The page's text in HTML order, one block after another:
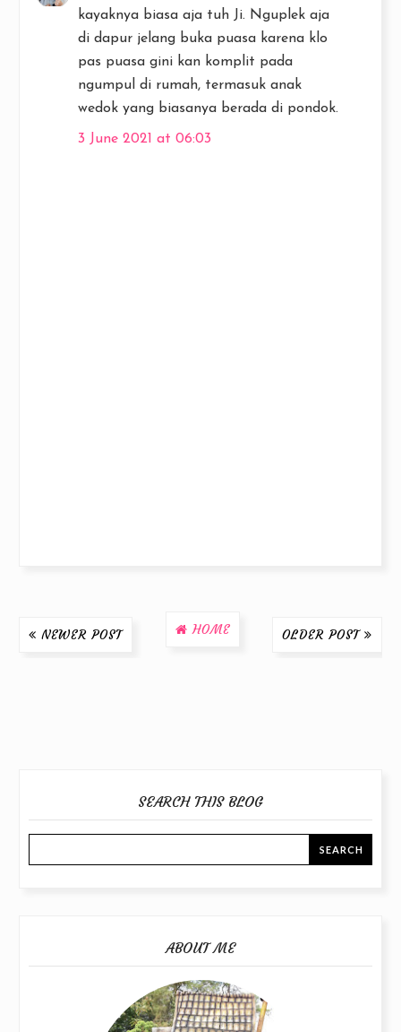
kayaknya biasa aja tuh Ji. Nguplek aja
di dapur jelang buka puasa karena klo
pas puasa gini kan komplit pada
ngumpul di rumah, termasuk anak
wedok yang biasanya berada di pondok.
3 June 2021 at 06:03
NEWER POST OLDER POST
HOME
SEARCH THIS BLOG
ABOUT ME